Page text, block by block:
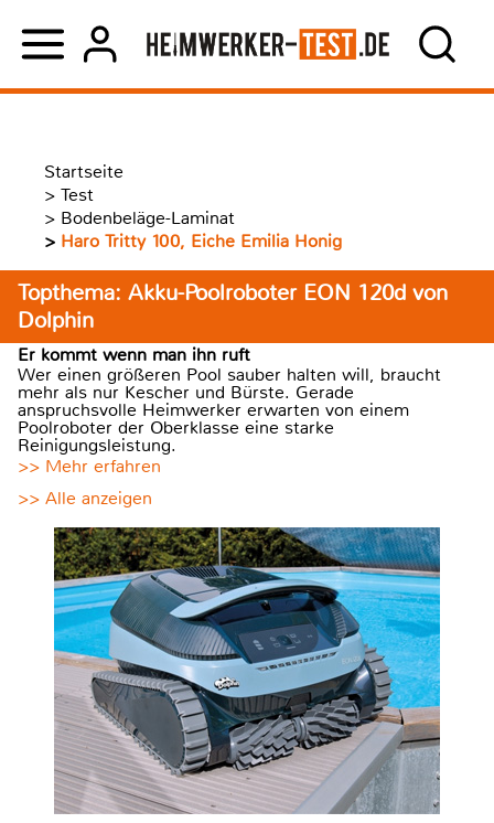
Startseite
> Test
> Bodenbeläge-Laminat
> Haro Tritty 100, Eiche Emilia Honig
Topthema: Akku-Poolroboter EON 120d von
Dolphin
Er kommt wenn man ihn ruft
Wer einen größeren Pool sauber halten will, braucht
mehr als nur Kescher und Bürste. Gerade
anspruchsvolle Heimwerker erwarten von einem
Poolroboter der Oberklasse eine starke
Reinigungsleistung.
>> Mehr erfahren
>> Alle anzeigen